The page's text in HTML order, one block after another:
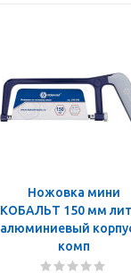
Ножовка мини
КОБАЛЬТ 150 мм
алюминиевый
комп